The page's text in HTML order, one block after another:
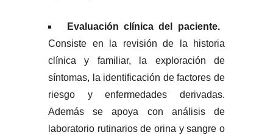
Evaluación clínica del paciente.
Consiste en la revisión de la historia
clínica y familiar, la exploración de
síntomas, la identificación de factores de
riesgo y enfermedades derivadas.
Además se apoya con análisis de
laboratorio rutinarios de orina y sangre o